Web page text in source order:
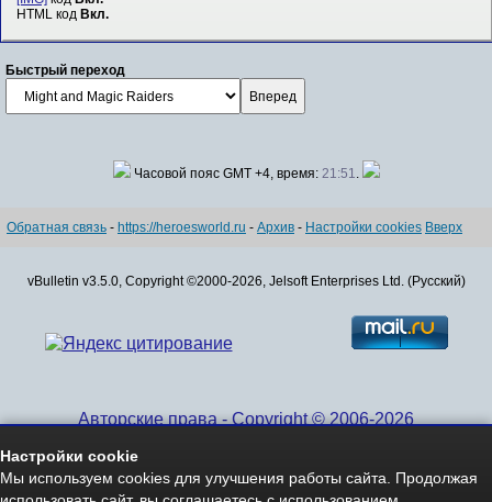
HTML код Вкл.
Быстрый переход
Часовой пояс GMT +4, время: 21:51.
Обратная связь - https://heroesworld.ru - Архив - Настройки cookies Вверх
vBulletin v3.5.0, Copyright ©2000-2026, Jelsoft Enterprises Ltd. (Русский)
Авторские права - Copyright © 2006-2026
Настройки cookie
Мы используем cookies для улучшения работы сайта. Продолжая